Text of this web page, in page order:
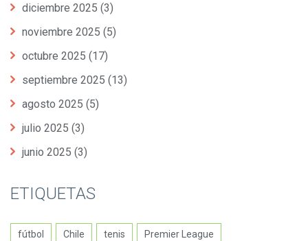
diciembre 2025 (3)
noviembre 2025 (5)
octubre 2025 (17)
septiembre 2025 (13)
agosto 2025 (5)
julio 2025 (3)
junio 2025 (3)
ETIQUETAS
fútbol Chile tenis Premier League